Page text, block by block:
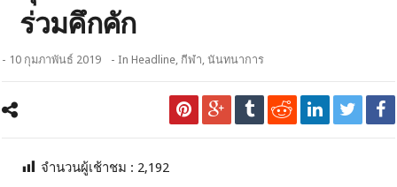
ร่วมคึกคัก
- 10 กุมภาพันธ์ 2019 - InHeadline, กีฬา,นันทนาการ
จำนวนผู้เช้าชม : 2,192